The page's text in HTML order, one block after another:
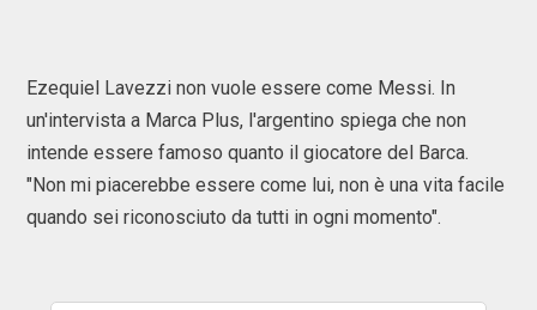
Ezequiel Lavezzi non vuole essere come Messi. In
un'intervista a Marca Plus, l'argentino spiega che non
intende essere famoso quanto il giocatore del Barca.
"Non mi piacerebbe essere come lui, non è una vita facile
quando sei riconosciuto da tutti in ogni momento".